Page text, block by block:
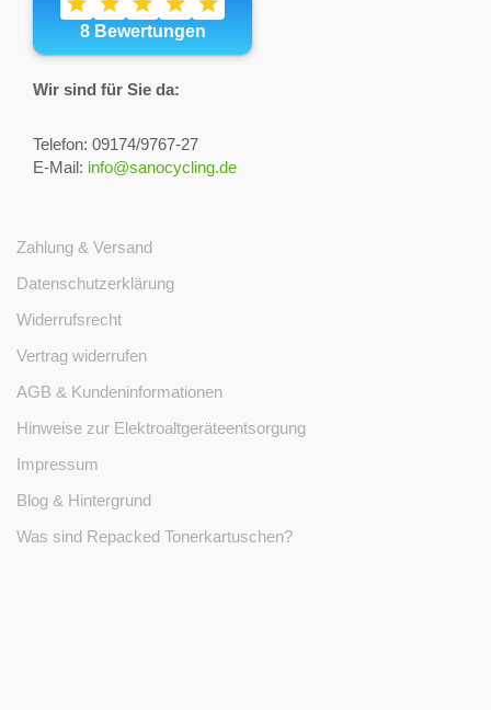
Wir sind für Sie da:
Telefon: 09174/9767-27
E-Mail: info@sanocycling.de
Zahlung & Versand
Datenschutzerklärung
Widerrufsrecht
Vertrag widerrufen
AGB & Kundeninformationen
Hinweise zur Elektroaltgeräteentsorgung
Impressum
Blog & Hintergrund
Was sind Repacked Tonerkartuschen?